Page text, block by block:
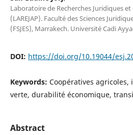
Laboratoire de Recherches Juridiques
(LAREJAP). Faculté des Sciences
(FSJES), Marrakech. Université Cadi
DOI: https://doi.org/10.19044/
Keywords: Coopératives
verte, durabilité économique,
Abstract